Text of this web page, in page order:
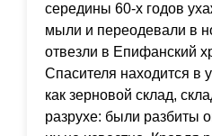
середины 60-х годов
мыли и переодевали в
отвезли в Епифанский
Спасителя находится в
как зерновой склад,
разрухе: были разбиты